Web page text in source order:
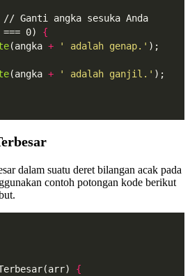
Ganti angka sesuka Anda
=== 0)
{
(angka + ' adalah genap.' );
(angka + ' adalah ganjil.' );
dalam suatu deret bilangan acak pada
contoh potongan kode berikut
{